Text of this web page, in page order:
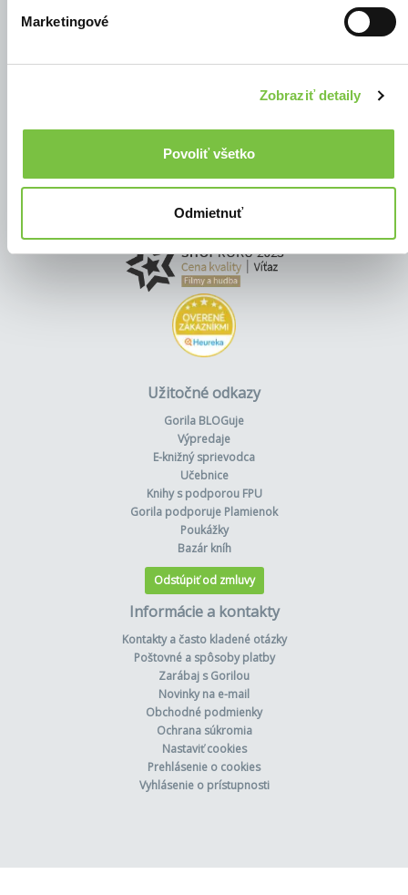
Marketingové
Zobraziť detaily
Povoliť všetko
Odmietnuť
Užitočné odkazy
Gorila BLOGuje
Výpredaje
E-knižný sprievodca
Učebnice
Knihy s podporou FPU
Gorila podporuje Plamienok
Poukážky
Bazár kníh
Odstúpiť od zmluvy
Informácie a kontakty
Kontakty a často kladené otázky
Poštovné a spôsoby platby
Zarábaj s Gorilou
Novinky na e-mail
Obchodné podmienky
Ochrana súkromia
Nastaviť cookies
Prehlásenie o cookies
Vyhlásenie o prístupnosti